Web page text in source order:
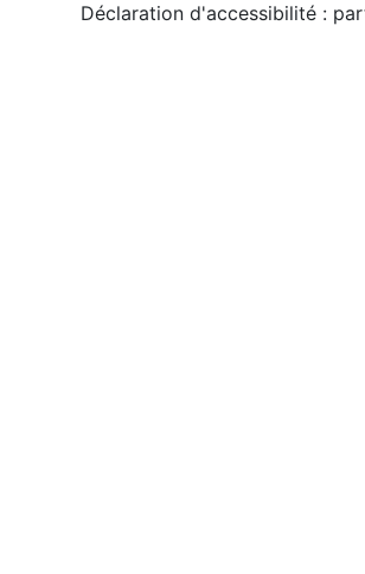
Déclaration d'accessibilité :